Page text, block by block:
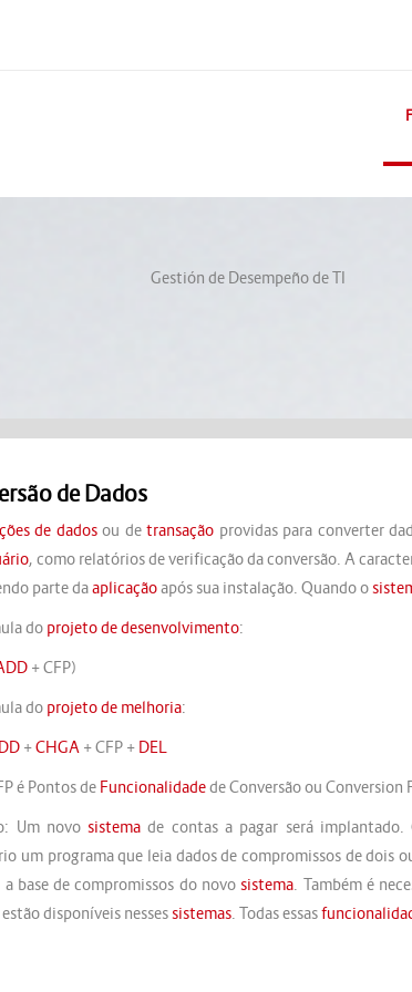
Gestión de Desempeño de TI
de Dados
de dadosou detransação providas para converter
, como relatórios de verificação da conversão. A
parte daaplicaçãoapós sua instalação. Quando o
do projeto de desenvolvimento:
+ CFP)
do projeto de melhoria:
+CHGA + CFP + DEL
é Pontos de Funcionalidadede Conversão ou
Um novosistema de contas a pagar será
um programa que leia dados de compromissos de dois
base de compromissos do novosistema. Também é
disponíveis nessessistemas. Todas essas